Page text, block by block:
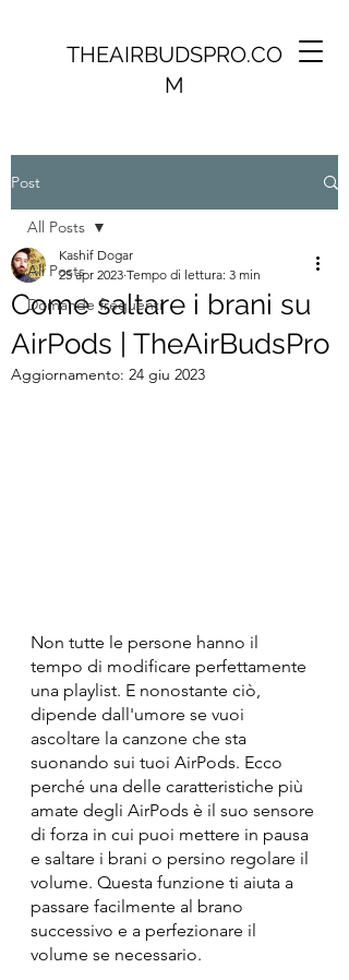
THEAIRBUDSPRO.CO
M
Post
All Posts
Domande frequenti
All Posts
Come saltare i brani su
AirPods | TheAirBudsPro
Kashif Dogar
25 apr 2023 Tempo di lettura: 3 min
Aggiornamento: 24 giu 2023
Non tutte le persone hanno il
tempo di modificare perfettamente
una playlist. E nonostante ciò,
dipende dall'umore se vuoi
ascoltare la canzone che sta
suonando sui tuoi AirPods. Ecco
perché una delle caratteristiche più
amate degli AirPods è il suo sensore
di forza in cui puoi mettere in pausa
e saltare i brani o persino regolare il
volume. Questa funzione ti aiuta a
passare facilmente al brano
successivo e a perfezionare il
volume se necessario.